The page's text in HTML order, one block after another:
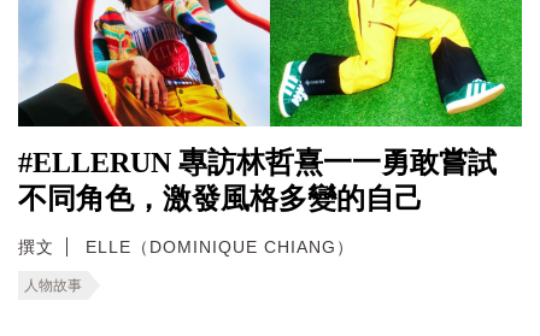
#ELLERUN 專訪林哲熹一一勇敢嘗試
不同角色，激發風格多變的自己
撰文 ELLE（DOMINIQUE CHIANG）
人物故事